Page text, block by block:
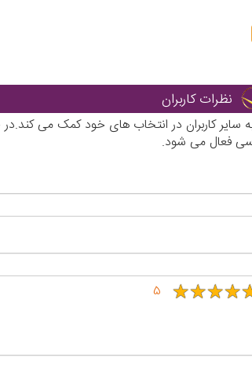
نظرات کاربران
سایر کاربران در انتخاب های خود کمک می
فعال می شود.
★★★★
★★★★
5